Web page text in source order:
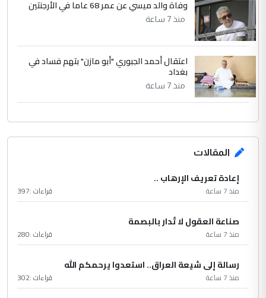
وفاة والد ميسي عن عمر 68 عاما في الأرجنتين
منذ 7 ساعة
اعتقال أحمد الجبوري "أبو مازن" بتهم فساد في
بغداد
منذ 7 ساعة
المقالات
إعادة تعريف الإرهاب ..
منذ 7 ساعة قراءات :397
صناعة العقول لا تُدار بالبصمة
منذ 7 ساعة قراءات :280
رسالة إلى شيعة العراق.. استعدوا يرحمكم الله
منذ 7 ساعة قراءات :302